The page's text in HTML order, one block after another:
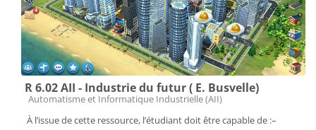
R 6.02 AII - Industrie du futur ( E. Busvelle)
Catégorie de cours
Automatisme et Informatique Industrielle (AII)
À l’issue de cette ressource, l’étudiant doit être capable de :–